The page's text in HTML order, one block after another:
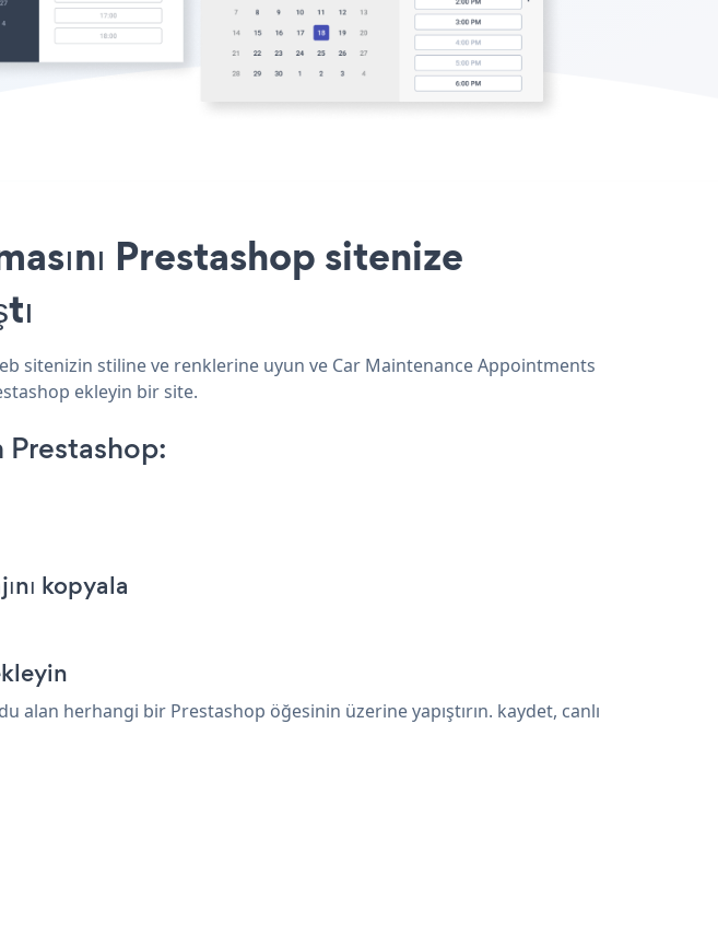
Prestashop sitenize
sitenizin stiline ve renklerine uyun ve Car Maintenance Appointments
ekleyin bir site.
kopyala
herhangi bir Prestashop öğesinin üzerine yapıştırın. kaydet, canlı